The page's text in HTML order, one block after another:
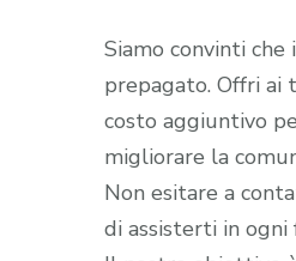
Siamo convinti
prepagato. Offri ai
costo aggiuntivo
migliorare la
Non esitare a
di assisterti in